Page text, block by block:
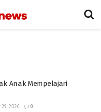
Anak Mempelajari
29, 2026 0